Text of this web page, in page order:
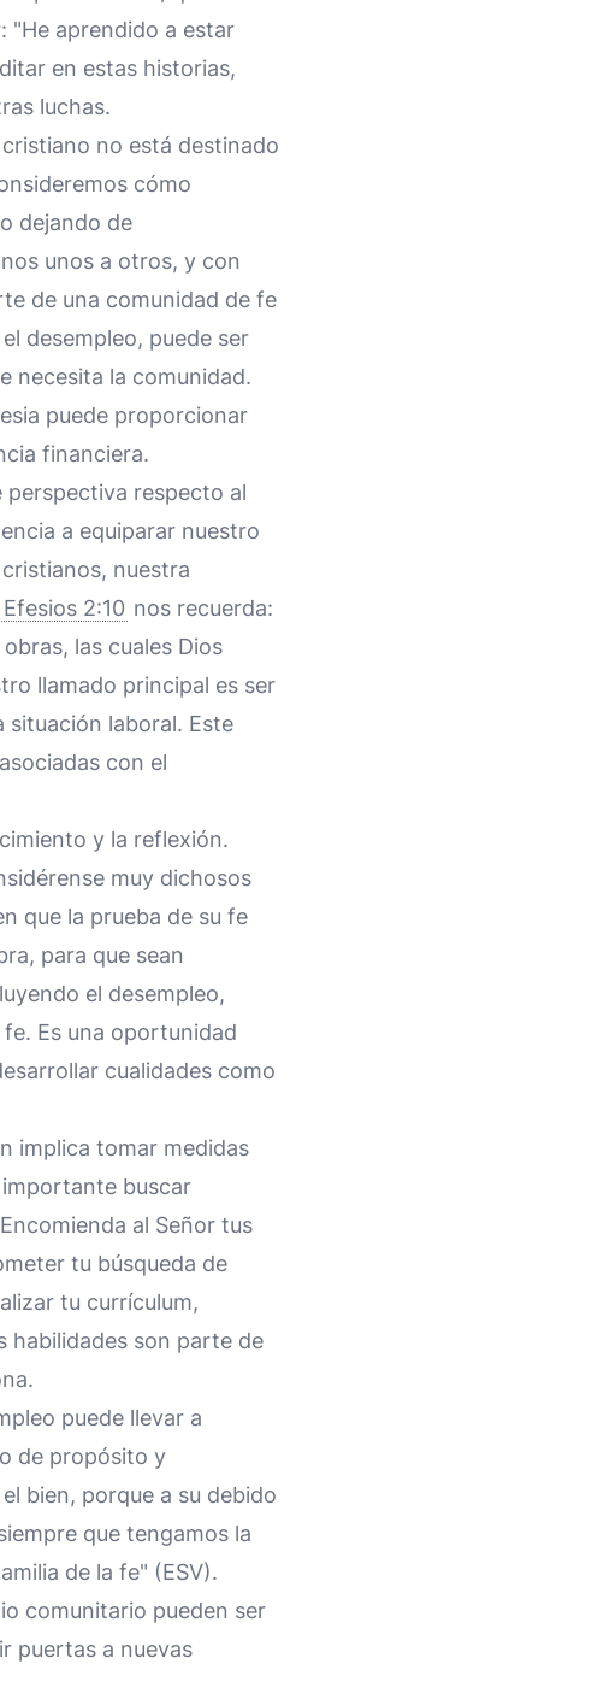
"He aprendido a estar
en estas historias,
luchas.
no está destinado
cómo
dejando de
unos a otros, y con
de una comunidad de fe
desempleo, puede ser
necesita la comunidad.
puede proporcionar
financiera.
perspectiva respecto al
a equiparar nuestro
nuestra
Efesios 2:10 nos recuerda:
las cuales Dios
llamado principal es ser
situación laboral. Este
con el
y la reflexión.
muy dichosos
que la prueba de su fe
para que sean
el desempleo,
Es una oportunidad
cualidades como
implica tomar medidas
buscar
al Señor tus
tu búsqueda de
tu currículum,
habilidades son parte de
puede llevar a
de propósito y
bien, porque a su debido
que tengamos la
de la fe" (ESV).
comunitario pueden ser
puertas a nuevas